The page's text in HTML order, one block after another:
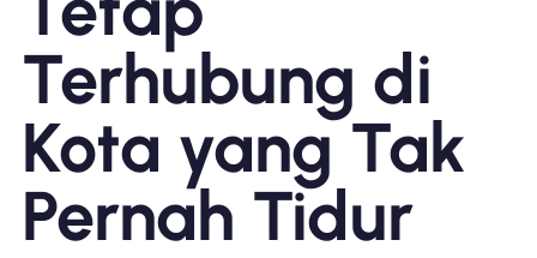
Tentang eSIM
Mengapa Nomad eSIM
Menggunakan eSIM
Terhubung di
Kota yang Tak
Pernah Tidur